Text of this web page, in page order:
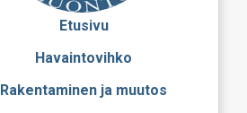
Etusivu
Havaintovihko
Rakentaminen ja muutos